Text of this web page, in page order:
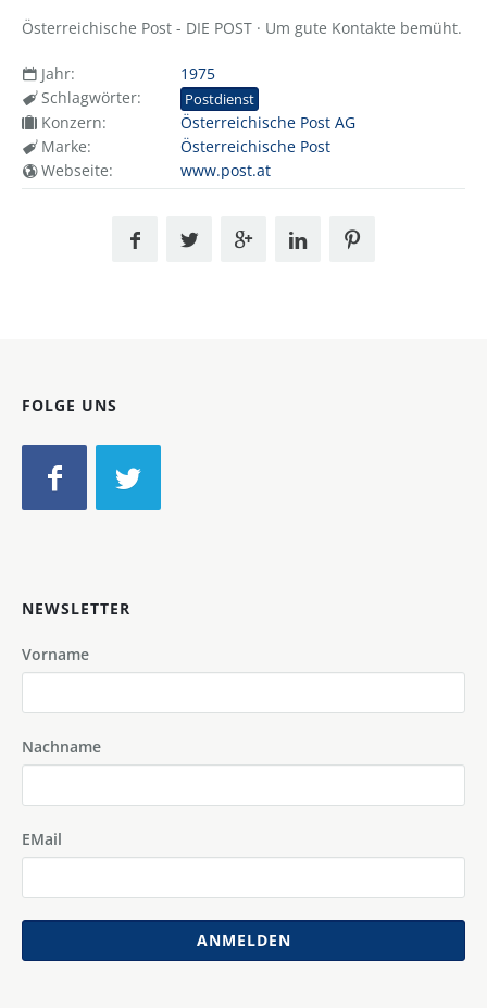
Österreichische Post - DIE POST · Um gute Kontakte bemüht.
Jahr:
1975
Schlagwörter:
Postdienst
Konzern:
Österreichische Post AG
Marke:
Österreichische Post
Webseite:
www.post.at
FOLGE UNS
NEWSLETTER
Vorname
Nachname
EMail
ANMELDEN